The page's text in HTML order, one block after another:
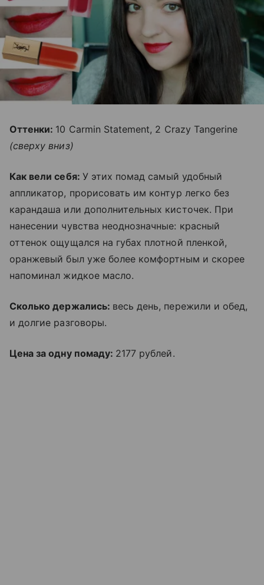
Оттенки: 10 Carmin Statement, 2 Crazy Tangerine
(сверху вниз)
Как вели себя: У этих помад самый удобный
аппликатор, прорисовать им контур легко без
карандаша или дополнительных кисточек. При
нанесении чувства неоднозначные: красный
оттенок ощущался на губах плотной пленкой,
оранжевый был уже более комфортным и скорее
напоминал жидкое масло.
Сколько держались: весь день, пережили и обед,
и долгие разговоры.
Цена за одну помаду: 2177 рублей.